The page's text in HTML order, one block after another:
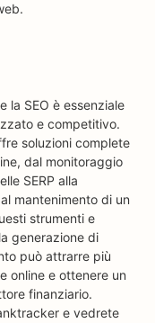
la SEO è essenziale
e competitivo.
soluzioni complete
dal monitoraggio
SERP alla
mantenimento di un
strumenti e
generazione di
può attrarre più
online e ottenere un
finanziario.
e vedrete